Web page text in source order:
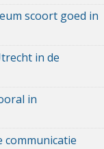
scoort goed in
in de
in
communicatie